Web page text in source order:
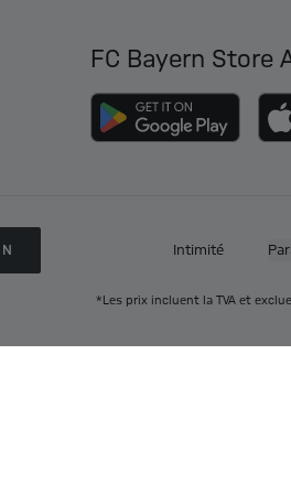
FC Bayern Store
Intimité
*Les prix incluent la TVA et